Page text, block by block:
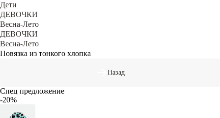
Дети
ДЕВОЧКИ
Весна-Лето
ДЕВОЧКИ
Весна-Лето
Повязка из тонкого хлопка
Назад
Спец предложение
-20%